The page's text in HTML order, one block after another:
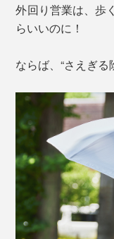
外回り営業は、歩
らいいのに！
ならば、“さえぎる